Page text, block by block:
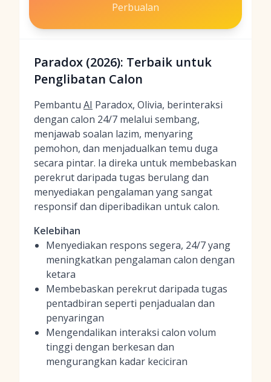
Perbualan
Paradox (2026): Terbaik untuk
Penglibatan Calon
Pembantu AI Paradox, Olivia, berinteraksi
dengan calon 24/7 melalui sembang,
menjawab soalan lazim, menyaring
pemohon, dan menjadualkan temu duga
secara pintar. Ia direka untuk membebaskan
perekrut daripada tugas berulang dan
menyediakan pengalaman yang sangat
responsif dan diperibadikan untuk calon.
Kelebihan
Menyediakan respons segera, 24/7 yang
meningkatkan pengalaman calon dengan
ketara
Membebaskan perekrut daripada tugas
pentadbiran seperti penjadualan dan
penyaringan
Mengendalikan interaksi calon volum
tinggi dengan berkesan dan
mengurangkan kadar keciciran